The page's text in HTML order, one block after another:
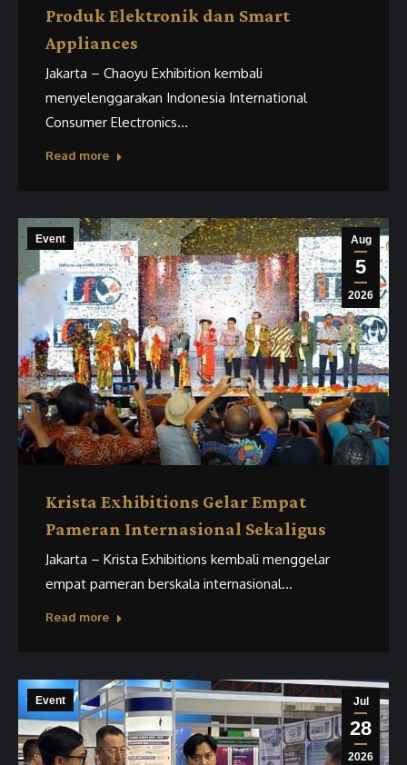
Produk Elektronik dan Smart
Appliances
Jakarta – Chaoyu Exhibition kembali
menyelenggarakan Indonesia International
Consumer Electronics…
Read more
Aug
5
2026
Event
Krista Exhibitions Gelar Empat
Pameran Internasional Sekaligus
Jakarta – Krista Exhibitions kembali menggelar
empat pameran berskala internasional…
Read more
Jul
28
2026
Event